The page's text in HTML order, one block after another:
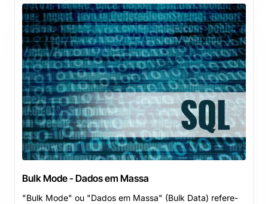
Bulk Mode - Dados em Massa
"Bulk Mode" ou "Dados em Massa" (Bulk Data) refere-